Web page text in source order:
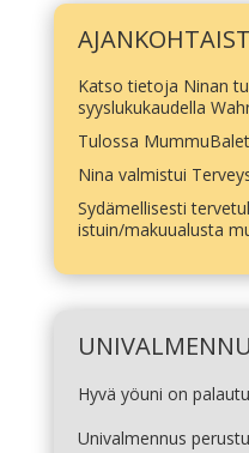
Katso tietoja Ninan
syyslukukaudella
Tulossa
Nina valmistui
Sydämellisesti
istuin/makuualusta
Hyvä yöuni on
Univalmennus